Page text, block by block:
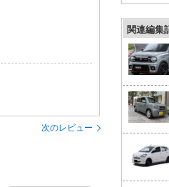
次のレビュー
関連編集